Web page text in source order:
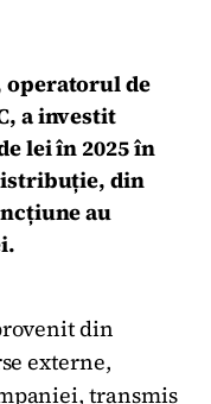
operatorul de
a investit
lei în 2025 în
din
au
din
externe,
transmis